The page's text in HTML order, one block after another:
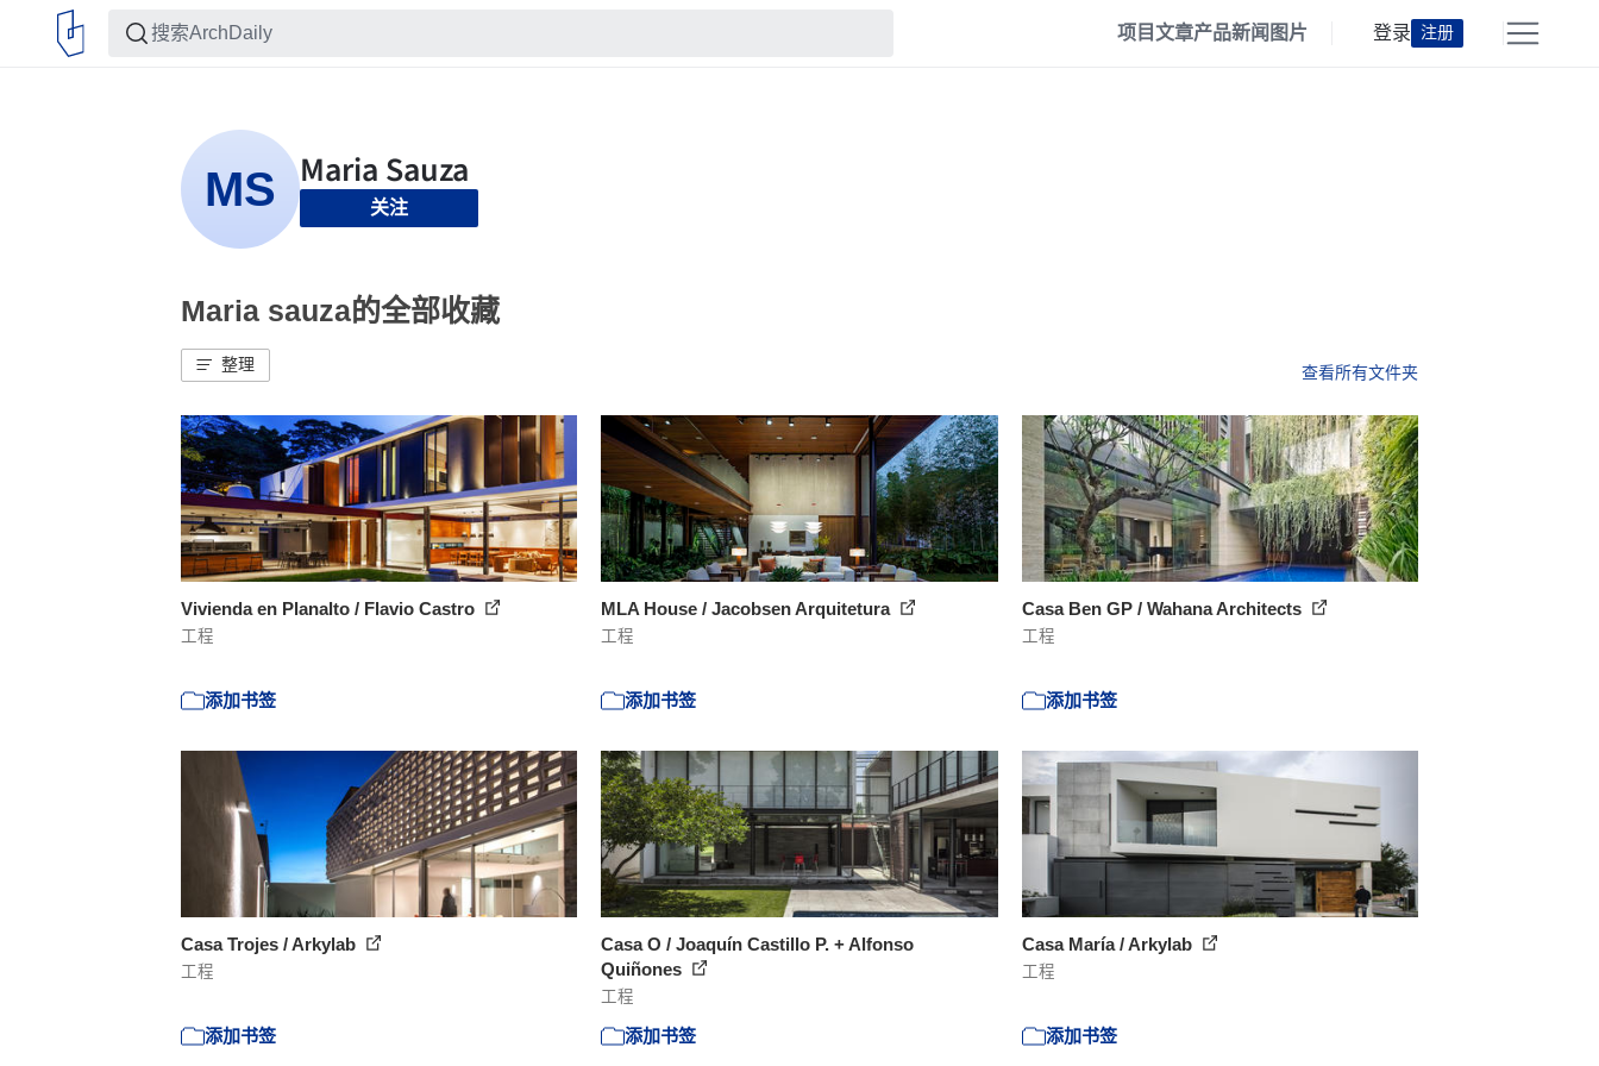
项目文章产品新闻 图片 登录 注册
关注
Maria sauza的全部收藏
整理 查看所有文件夹
Vivienda en Planalto / Flavio Castro
工程
添加书签
MLA House / Jacobsen Arquitetura
工程
添加书签
Casa Ben GP / Wahana Architects
工程
添加书签
Casa Trojes / Arkylab
工程
添加书签
Casa O / Joaquín Castillo P. + Alfonso
Quiñones
工程
添加书签
Casa María / Arkylab
工程
添加书签